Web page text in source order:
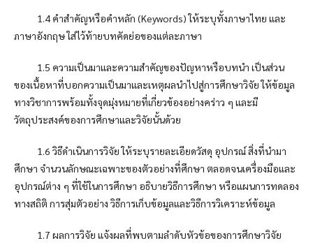
1.4 คำสำคัญหรือคำหลัก (Keywords) ให้ระบุทั้งภาษาไทย และ
ภาษาอังกฤษ ใส่ไว้ท้ายบทคัดย่อของแต่ละภาษา
1.5 ความเป็นมาและความสำคัญของปัญหาหรือบทนำ เป็นส่วน
ของเนื้อหาที่บอกความเป็นมาและเหตุผลนำไปสู่การศึกษาวิจัย ให้ข้อมูล
ทางวิชาการพร้อมทั้งจุดมุ่งหมายที่เกี่ยวข้องอย่างคร่าว ๆ และมี
วัตถุประสงค์ของการศึกษาและวิจัยนั้นด้วย
1.6 วิธีดำเนินการวิจัย ให้ระบุรายละเอียดวัสดุ อุปกรณ์ สิ่งที่นำมา
ศึกษา จำนวนลักษณะเฉพาะของตัวอย่างที่ศึกษา ตลอดจนเครื่องมือและ
อุปกรณ์ต่าง ๆ ที่ใช้ในการศึกษา อธิบายวิธีการศึกษา หรือแผนการทดลอง
ทางสถิติ การสุ่มตัวอย่าง วิธีการเก็บข้อมูลและวิธีการวิเคราะห์ข้อมูล
1.7 ผลการวิจัย แจ้งผลที่พบตามลำดับหัวข้อของการศึกษาวิจัย